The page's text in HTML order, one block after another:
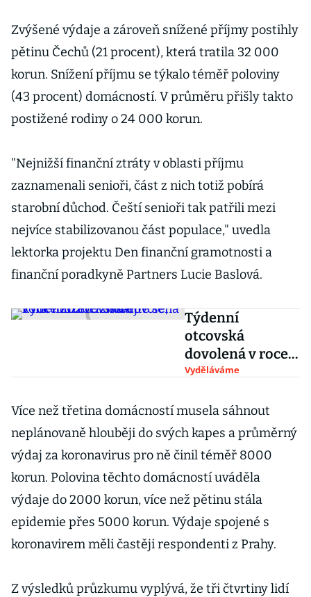
Zvýšené výdaje a zároveň snížené příjmy postihly
pětinu Čechů (21 procent), která tratila 32 000
korun. Snížení příjmu se týkalo téměř poloviny
(43 procent) domácností. V průměru přišly takto
postižené rodiny o 24 000 korun.
"Nejnižší finanční ztráty v oblasti příjmu
zaznamenali senioři, část z nich totiž pobírá
starobní důchod. Čeští senioři tak patřili mezi
nejvíce stabilizovanou část populace," uvedla
lektorka projektu Den finanční gramotnosti a
finanční poradkyně Partners Lucie Baslová.
Týdenní
otcovská
dovolená v roce
2020: Podívejte
získat?
Vyděláváme
Více než třetina domácností musela sáhnout
neplánovaně hlouběji do svých kapes a průměrný
výdaj za koronavirus pro ně činil téměř 8000
korun. Polovina těchto domácností uváděla
výdaje do 2000 korun, více než pětinu stála
epidemie přes 5000 korun. Výdaje spojené s
koronavirem měli častěji respondenti z Prahy.
Z výsledků průzkumu vyplývá, že tři čtvrtiny lidí